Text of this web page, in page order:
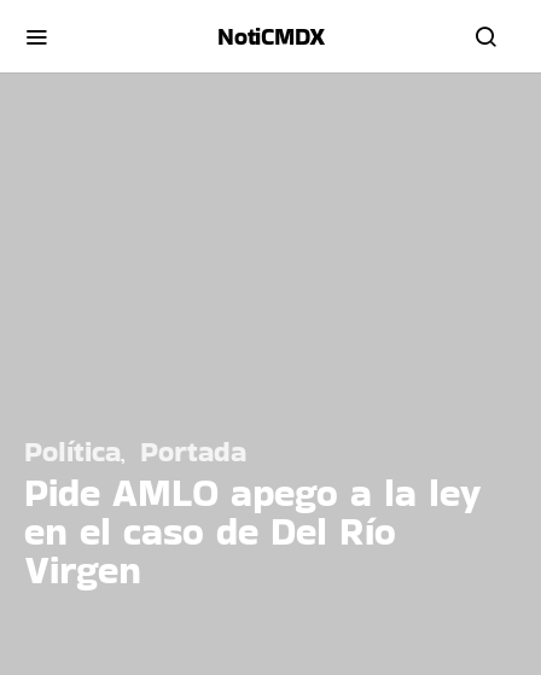
NotiCMDX
Política Portada
Pide AMLO apego a la ley
en el caso de Del Río
Virgen